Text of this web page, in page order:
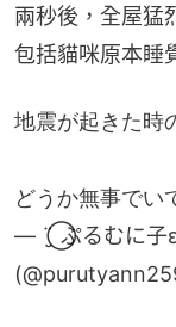
兩秒後，全屋猛
包括貓咪原本睡
地震が起きた時
どうか無事で
— ¨̮⃝ ぷるむに